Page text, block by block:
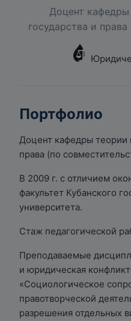
Доцент
государства и
Портфолио
Доцент кафедры теории
права (по
В 2009 г. с отличием
факультет Кубанского
университета.
Стаж педагогической
Преподаваемые
и юридическая
«Социологическое
правотворческой
разрешения отдельных